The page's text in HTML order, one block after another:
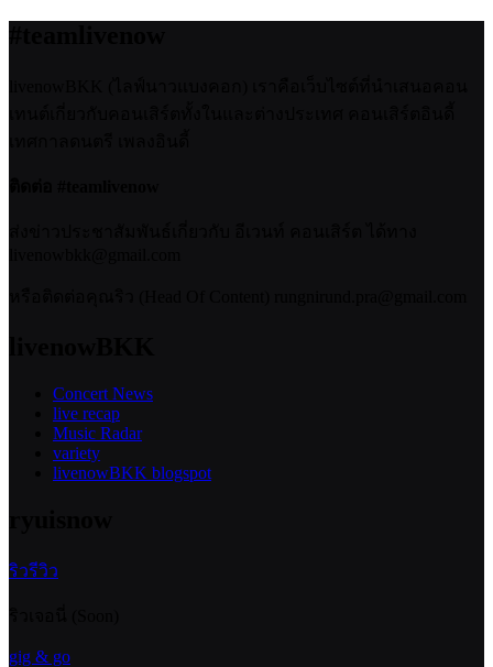
Concert News
live recap
Music Radar
variety
livenowBKK blogspot
ริวรีวิว
gig & go